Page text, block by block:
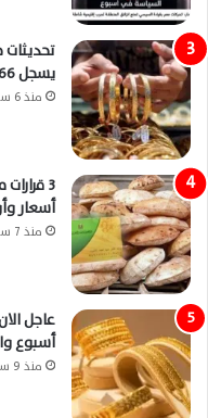
يسجل 6966 جنيهًا وسط ترقب الأسواق العالمية
منذ 6 ساعات
3
أسعار
منذ 7 ساعات
أسبوع
منذ 9 ساعات